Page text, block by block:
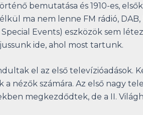
bemutatása és 1910-es,
ma nem lenne FM rádió,
Events) eszközök sem
ide, ahol most tartunk.
el az első televízióadások.
számára. Az első nagy
megkezdődtek, de a II.